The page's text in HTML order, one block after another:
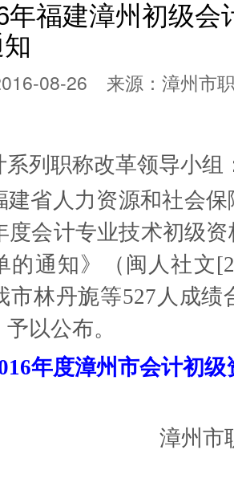
年福建漳州初级会
08-26 来源：漳州市
系列职称改革领导小组
建省人力资源和社会
度会计专业技术初级
的通知》（闽人社文
市林丹旎等527人成
以公布。
年度漳州市会计初
漳州市